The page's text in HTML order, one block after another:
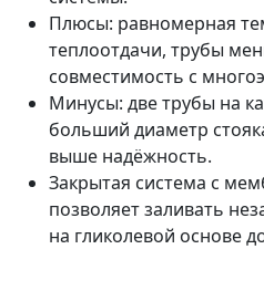
Плюсы: равномерная
теплоотдачи, трубы
совместимость с
Минусы: две трубы на
больший диаметр
выше надёжность.
Закрытая система с
позволяет заливать
на гликолевой основе